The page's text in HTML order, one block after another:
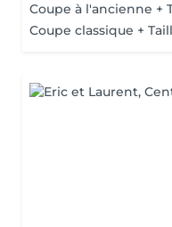
Coupe à l'ancienne +
Coupe classique +